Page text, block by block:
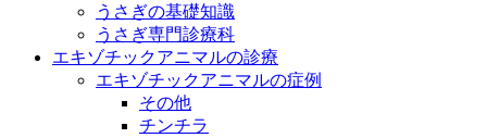
うさぎの基礎知識
うさぎ専門診療科
エキゾチックアニマルの診療
エキゾチックアニマルの症例
その他
チンチラ